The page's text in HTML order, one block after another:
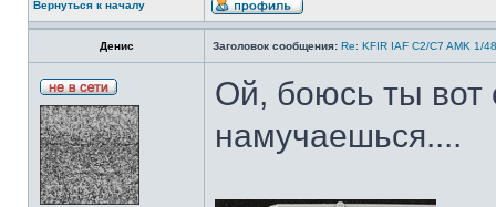
Вернуться к началу
Денис Заголовок сообщения: Re: KFIR IAF C2/C7 AMK 1/48
Ой, боюсь ты вот
намучаешься....